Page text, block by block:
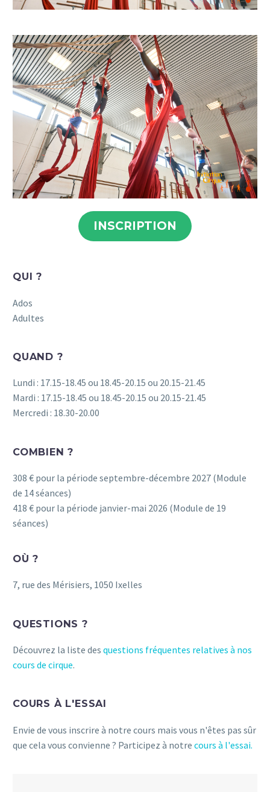
INSCRIPTION
QUI ?
Ados
Adultes
QUAND ?
Lundi : 17.15-18.45 ou 18.45-20.15 ou 20.15-21.45
Mardi : 17.15-18.45 ou 18.45-20.15 ou 20.15-21.45
Mercredi : 18.30-20.00
COMBIEN ?
308 € pour la période septembre-décembre 2027 (Module
de 14 séances)
418 € pour la période janvier-mai 2026 (Module de 19
séances)
OÙ ?
7, rue des Mérisiers, 1050 Ixelles
QUESTIONS ?
Découvrez la liste des questions fréquentes relatives à nos
cours de cirque.
COURS À L'ESSAI
Envie de vous inscrire à notre cours mais vous n'êtes pas sûr
que cela vous convienne ? Participez à notre cours à l'essai.